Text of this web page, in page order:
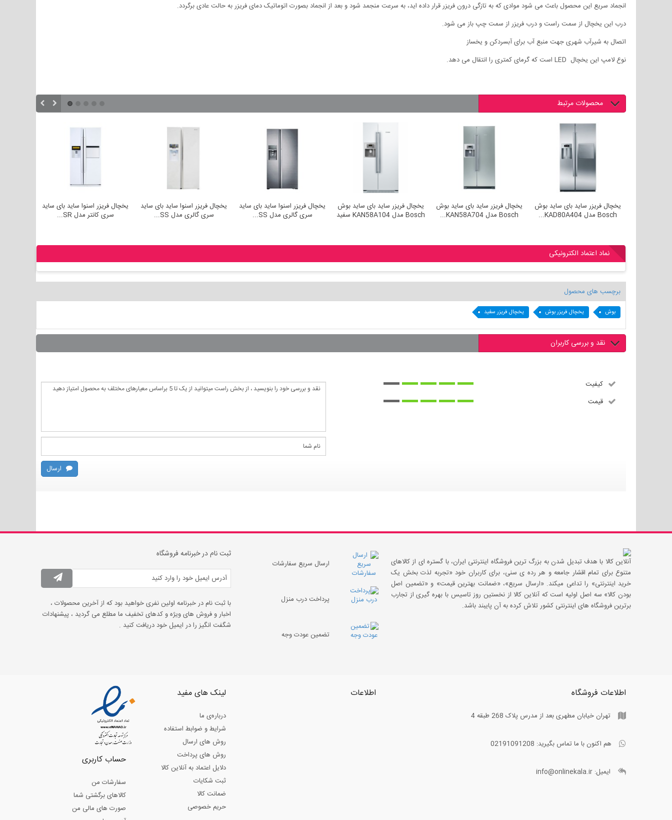
انجماد سریع این محصول باعث می شود موادی که به تازگی درون فریزر قرار داده اید، به سرعت منجمد شود و بعد از انجماد بصورت اتوماتیک دمای فریزر به حالت عادی برگردد.
درب این یخچال از سمت راست و درب فریزر از سمت چپ باز می شود.
اتصال به شیرآب شهری جهت منبع آب برای آبسردکن و یخساز
نوع لامپ این یخچال LED است که گرمای کمتری را انتقال می دهد.
محصولات مرتبط
یخچال فریزر اسنوا ساید بای
سری کانتر مدل SR...
یخچال فریزر اسنوا ساید بای ساید
سری گالری مدل SS...
یخچال فریزر اسنوا ساید بای ساید
سری گالری مدل SS...
یخچال فریزر ساید بای ساید بوش
Bosch مدل KAN58A104 سفید
یخچال فریزر ساید بای ساید بوش
Bosch مدل KAN58A704...
یخچال فریزر ساید بای ساید بوش
Bosch مدل KAD80A404...
یخچال فریزر ساید بای ساید بوش
نماد اعتماد الکترونیکی
برچسب های محصول
بوش یخچال فریزر بوش یخچال فریزر سفید
نقد و بررسی کاربران
کیفیت
قیمت
ارسال
آنلاین کالا با هدف تبدیل شدن به بزرگ ترین فروشگاه اینترنتی ایران، با گستره ای از کالاهای
متنوع برای تمام اقشار جامعه و هر رده ی سنی، برای کاربران خود «تجربه لذت بخش یک
خرید اینترنتی» را تداعی میکند. «ارسال سریع»، «ضمانت بهترین قیمت» و «تضمین اصل
بودن کالا» سه اصل اولیه است که آنلاین کالا از نخستین روز تاسیس با بهره گیری از تجارب
برترین فروشگاه های اینترنتی کشور تلاش کرده به آن پایبند باشد.
ارسال سریع سفارشات
پرداخت درب منزل
تضمین عودت وجه
ثبت نام در خبرنامه فروشگاه
با ثبت نام در خبرنامه اولین نفری خواهید بود که از آخرین محصولات ،
اخبار و فروش های ویژه و کدهای تخفیف ما مطلع می گردید ، پیشنهادات
شگفت انگیز را در ایمیل خود دریافت کنید .
اطلاعات فروشگاه
تهران خیابان مطهری بعد از مدرس پلاک 268 طبقه 4
هم اکنون با ما تماس بگیرید: 02191091208
ایمیل: info@onlinekala.ir
اطلاعات لینک های مفید
درباره‌ی ما
شرایط و ضوابط استفاده
روش های ارسال
روش های پرداخت
دلایل اعتماد به آنلاین کالا
ثبت شکایات
ضمانت کالا
حریم خصوصی
حساب کاربری
سفارشات من
کالاهای برگشتی شما
صورت های مالی من